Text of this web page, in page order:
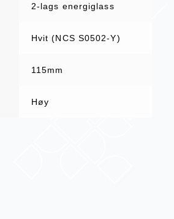
2-lags energiglass
Hvit (NCS S0502-Y)
115mm
Høy